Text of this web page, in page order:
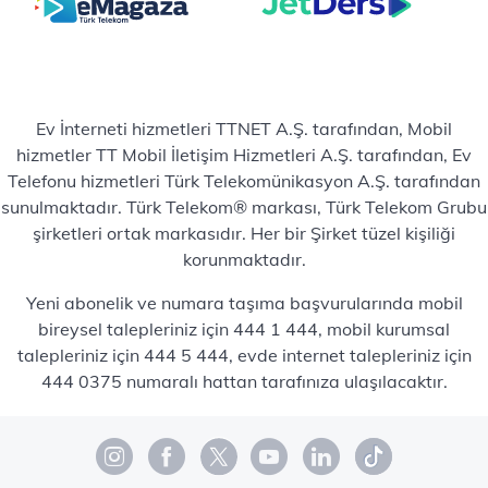
Ev İnterneti hizmetleri TTNET A.Ş. tarafından, Mobil
hizmetler TT Mobil İletişim Hizmetleri A.Ş. tarafından, Ev
Telefonu hizmetleri Türk Telekomünikasyon A.Ş. tarafından
sunulmaktadır. Türk Telekom® markası, Türk Telekom Grubu
şirketleri ortak markasıdır. Her bir Şirket tüzel kişiliği
korunmaktadır.
Yeni abonelik ve numara taşıma başvurularında mobil
bireysel talepleriniz için 444 1 444, mobil kurumsal
talepleriniz için 444 5 444, evde internet talepleriniz için
444 0375 numaralı hattan tarafınıza ulaşılacaktır.